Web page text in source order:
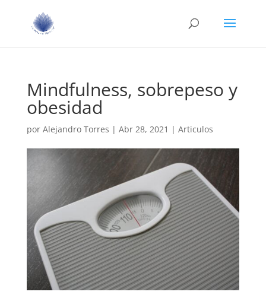
Mindfulness, sobrepeso y
obesidad
por Alejandro Torres | Abr 28, 2021 | Articulos